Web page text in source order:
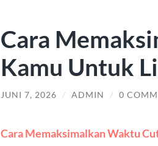
Cara
Kamu Untuk
JUNI 7, 2026 / ADMIN / 0
Cara Memaksimalkan Waktu